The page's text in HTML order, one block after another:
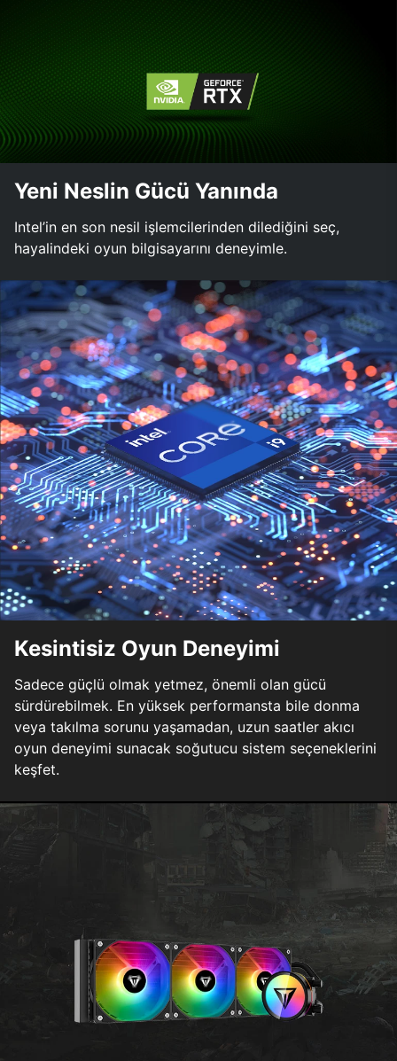
Yeni Neslin Gücü Yanında
Intel’in en son nesil işlemcilerinden dilediğini seç,
hayalindeki oyun bilgisayarını deneyimle.
Kesintisiz Oyun Deneyimi
Sadece güçlü olmak yetmez, önemli olan gücü
sürdürebilmek. En yüksek performansta bile donma
veya takılma sorunu yaşamadan, uzun saatler akıcı
oyun deneyimi sunacak soğutucu sistem seçeneklerini
keşfet.